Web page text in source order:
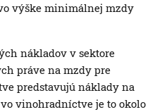
výške minimálnej mzdy
nákladov v sektore
práve na mzdy pre
predstavujú náklady na
vinohradníctve je to okolo